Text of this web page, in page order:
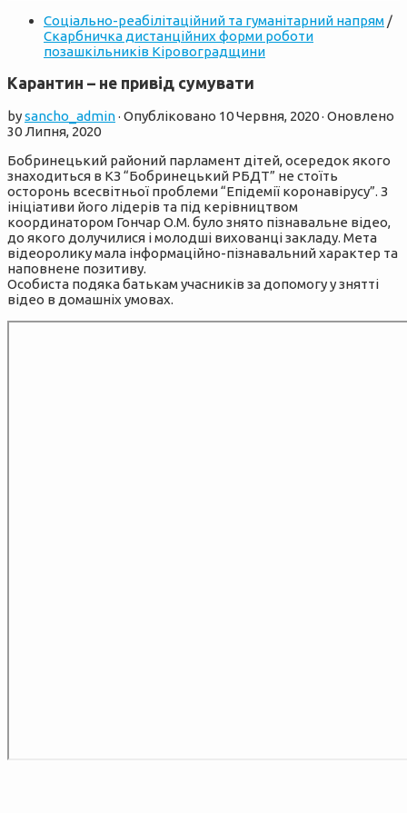
Cоціально-реабілітаційний та гуманітарний напрям /
Скарбничка дистанційних форми роботи
позашкільників Кіровоградщини
Карантин – не привід сумувати
bysancho_admin· Опубліковано 10 Червня, 2020· Оновлено
30 Липня, 2020
Бобринецький районий парламент дітей, осередок якого
знаходиться в КЗ “Бобринецький РБДТ” не стоїть
осторонь всесвітньої проблеми “Епідемії коронавірусу”. З
ініціативи його лідерів та під керівництвом
координатором Гончар О.М. було знято пізнавальне відео,
до якого долучилися і молодші вихованці закладу. Мета
відеоролику мала інформаційно-пізнавальний характер та
наповнене позитиву.
Особиста подяка батькам учасників за допомогу у знятті
відео в домашніх умовах.